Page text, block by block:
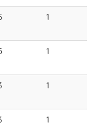
1
1
1
1